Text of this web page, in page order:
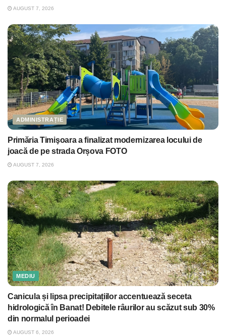
AUGUST 7, 2026
ADMINISTRAȚIE
Primăria Timişoara a finalizat modernizarea locului de
joacă de pe strada Orșova FOTO
AUGUST 7, 2026
MEDIU
Canicula și lipsa precipitațiilor accentuează seceta
hidrologică în Banat! Debitele râurilor au scăzut sub 30%
din normalul perioadei
AUGUST 6, 2026